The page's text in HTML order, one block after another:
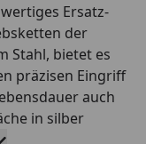
Ersatz-
der
Stahl, bietet es
präzisen Eingriff
auch
in silber
und